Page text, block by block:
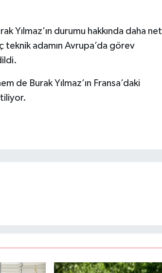
Yılmaz’ın durumu hakkında daha net
adamın Avrupa’da görev
de Burak Yılmaz’ın Fransa’daki